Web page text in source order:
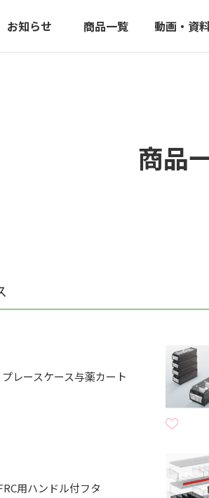
お知らせ 商品一覧 動画・資
商品
プレースケース与薬カート
用ハンドル付フタ